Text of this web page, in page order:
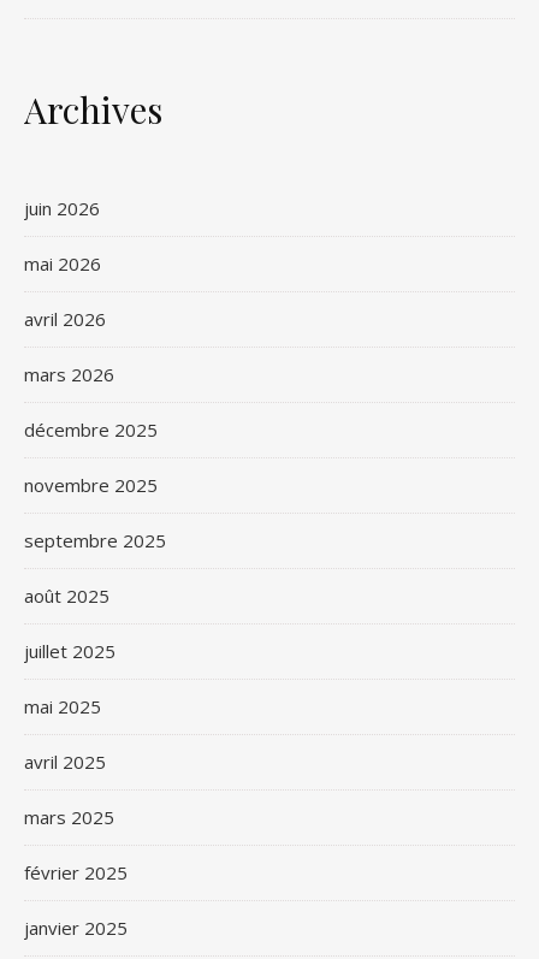
Archives
juin 2026
mai 2026
avril 2026
mars 2026
décembre 2025
novembre 2025
septembre 2025
août 2025
juillet 2025
mai 2025
avril 2025
mars 2025
février 2025
janvier 2025